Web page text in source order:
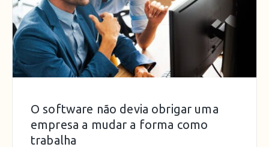
O software não devia obrigar uma
empresa a mudar a forma como
trabalha